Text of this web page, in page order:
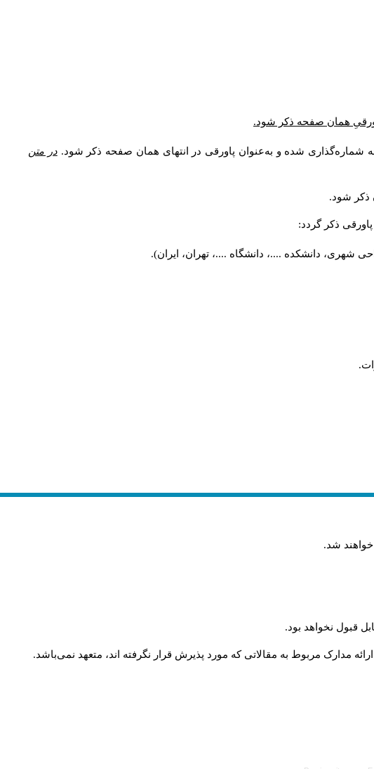
همان صفحه ذکر شود.
شماره‌گذاری شده و به‌عنوان پاورقی در انتهای همان صفحه ذکر شود. در متن
ذکر شود.
ذکر گردد:
شهری، دانشکده ....، دانشگاه ....، تهران، ایران).
شد.
قبول نخواهد بود.
مدارک مربوط به مقالاتی که مورد پذیرش قرار نگرفته اند، متعهد نمی‌باشد.